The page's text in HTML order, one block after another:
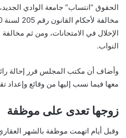
الحقوق “انتساب” جامعة الوادي
الإخلال في الامتحانات، ومن ثم
النواب.
وأضاف أن مكتب المجلس قرر إحالة
معها فيما نسب إليها من وقائع
زوجها تعدى على موظفة
وقبل أيام اتهمت موظفة بالشهر